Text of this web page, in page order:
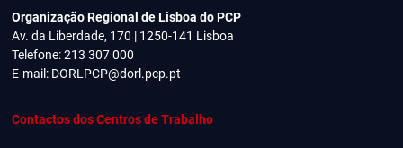
Organização Regional de Lisboa do PCP
Av. da Liberdade, 170 | 1250-141 Lisboa
Telefone: 213 307 000
E-mail: DORLPCP@dorl.pcp.pt
Contactos dos Centros de Trabalho